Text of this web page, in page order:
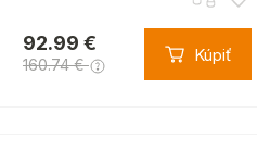
92.99 €
160.74 € Kúpiť